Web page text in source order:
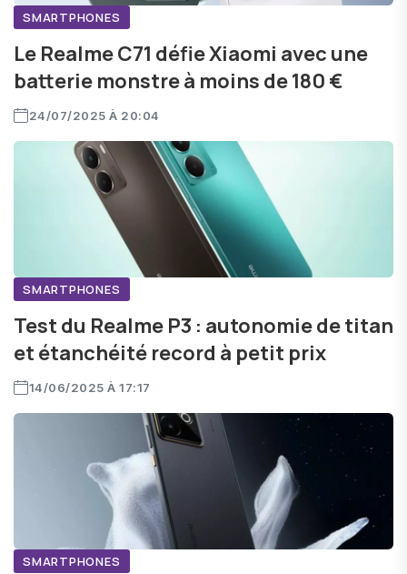
SMARTPHONES
Le Realme C71 défie Xiaomi avec une
batterie monstre à moins de 180 €
24/07/2025 À 20:04
SMARTPHONES
Test du Realme P3 : autonomie de titan
et étanchéité record à petit prix
14/06/2025 À 17:17
SMARTPHONES